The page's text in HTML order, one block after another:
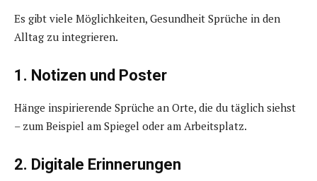
Es gibt viele Möglichkeiten, Gesundheit Sprüche in den
Alltag zu integrieren.
1. Notizen und Poster
Hänge inspirierende Sprüche an Orte, die du täglich siehst
– zum Beispiel am Spiegel oder am Arbeitsplatz.
2. Digitale Erinnerungen